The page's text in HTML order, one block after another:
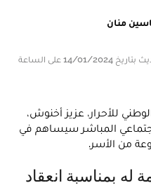
منان
في 14/01/2024 على الساعة 07:00, تحديث بتاريخ 14/01/2024 على الساعة
للأحرار، عزيز أخنوش،
المباشر سيساهم في
من الأسر.